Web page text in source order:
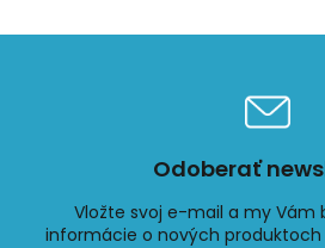
Odoberať
Vložte svoj e-mail a my Vám
informácie o nových